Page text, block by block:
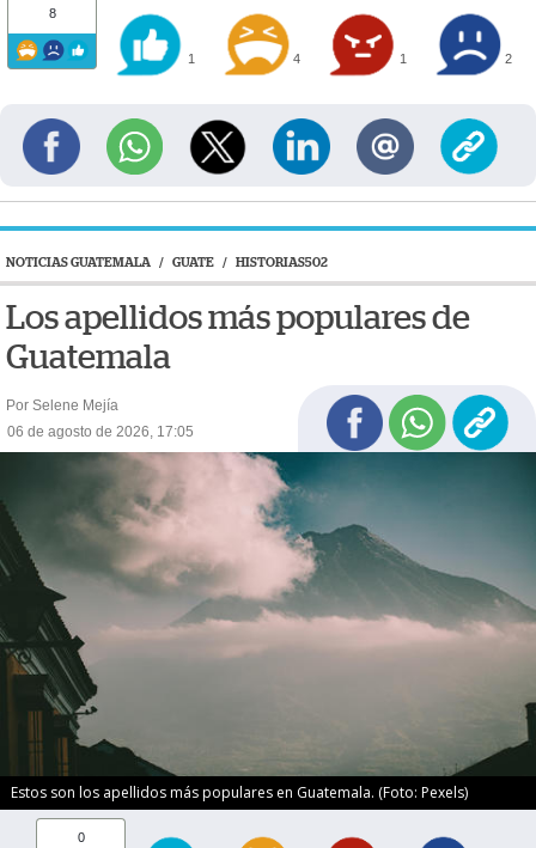
8
1 4 1 2
NOTICIAS GUATEMALA / GUATE / HISTORIAS502
Los apellidos más populares de
Guatemala
Por Selene Mejía
06 de agosto de 2026, 17:05
Estos son los apellidos más populares en Guatemala. (Foto: Pexels)
0